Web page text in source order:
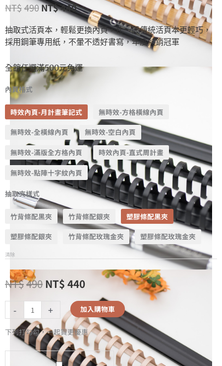
NT$490NT$440
抽取式活頁本，輕鬆更換內頁，比一般傳統活頁本更輕巧，
採用鋼筆專用紙，不暈不透好書寫，年度熱銷冠軍
全館任選滿500元免運
內頁格式
時效內頁-月計畫筆記式 無時效-方格橫線內頁
無時效-全橫線內頁 無時效-空白內頁
無時效-滿版全方格內頁 時效內頁-直式周計畫
無時效-點陣十字紋內頁
抽取夾樣式
竹背條配黑夾 竹背條配銀夾 塑膠條配黑夾
塑膠條配銀夾 竹背條配玫瑰金夾 塑膠條配玫瑰金夾
清除
NT$490 NT$ 440
- + 加入購物車
下列打勾勾，一起買更優惠